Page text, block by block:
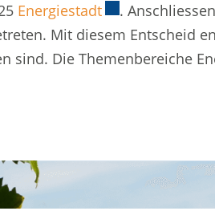
EnergiestadtExterner Link
.
Mit diesem Entscheid
Die Themenbereiche